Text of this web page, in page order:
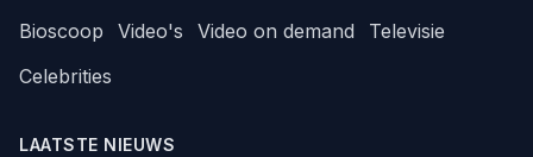
Bioscoop
Video's Video on demand
Televisie
Celebrities
LAATSTE NIEUWS